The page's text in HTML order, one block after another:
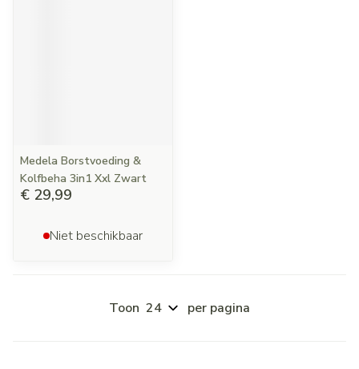
Medela Borstvoeding &
Kolfbeha 3in1 Xxl Zwart
€ 29,99
Niet beschikbaar
Toon per pagina